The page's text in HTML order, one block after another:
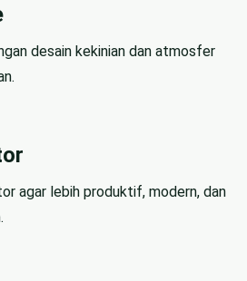
desain kekinian dan atmosfer
agar lebih produktif, modern, dan